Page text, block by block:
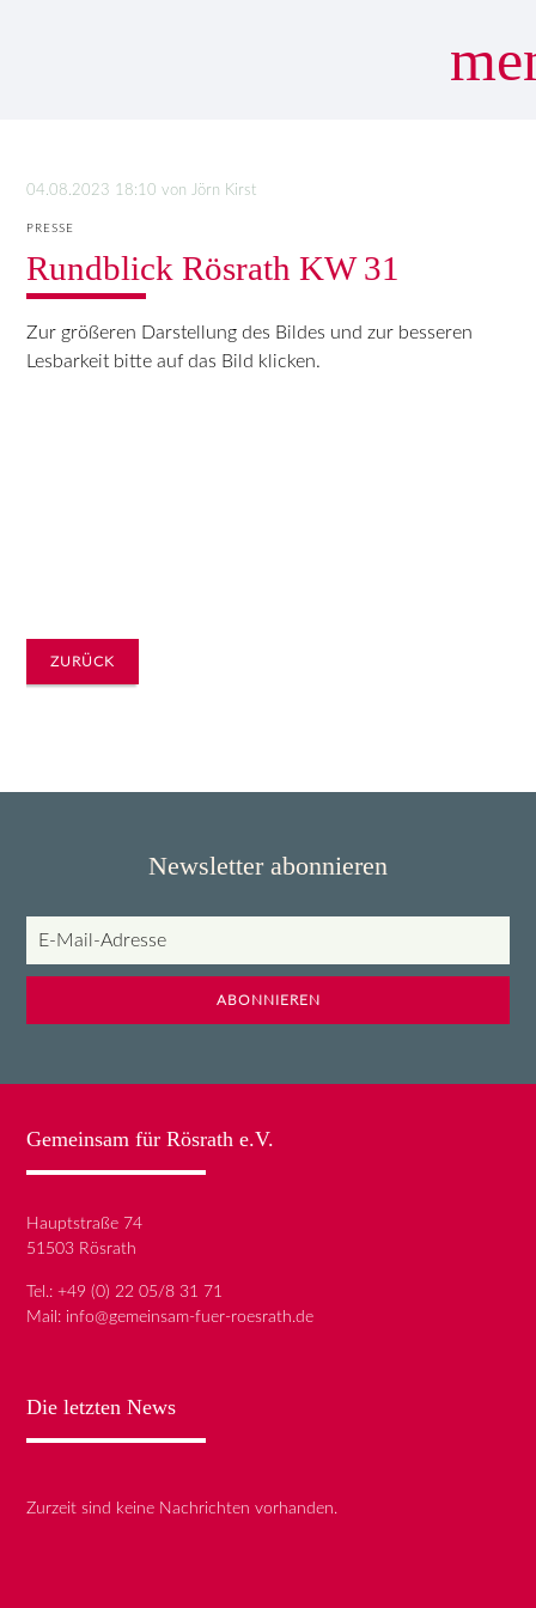
Suchbegriffe
04.08.2023 18:10 von Jörn Kirst
PRESSE
Rundblick Rösrath KW 31
Zur größeren Darstellung des Bildes und zur besseren
Lesbarkeit bitte auf das Bild klicken.
ZURÜCK
Newsletter abonnieren
E-
Mail-
ABONNIEREN
Gemeinsam für Rösrath e.V.
Hauptstraße 74
51503 Rösrath
Tel.:+49 (0) 22 05/8 31 71
Mail: info@gemeinsam-fuer-roesrath.de
Die letzten News
Zurzeit sind keine Nachrichten vorhanden.